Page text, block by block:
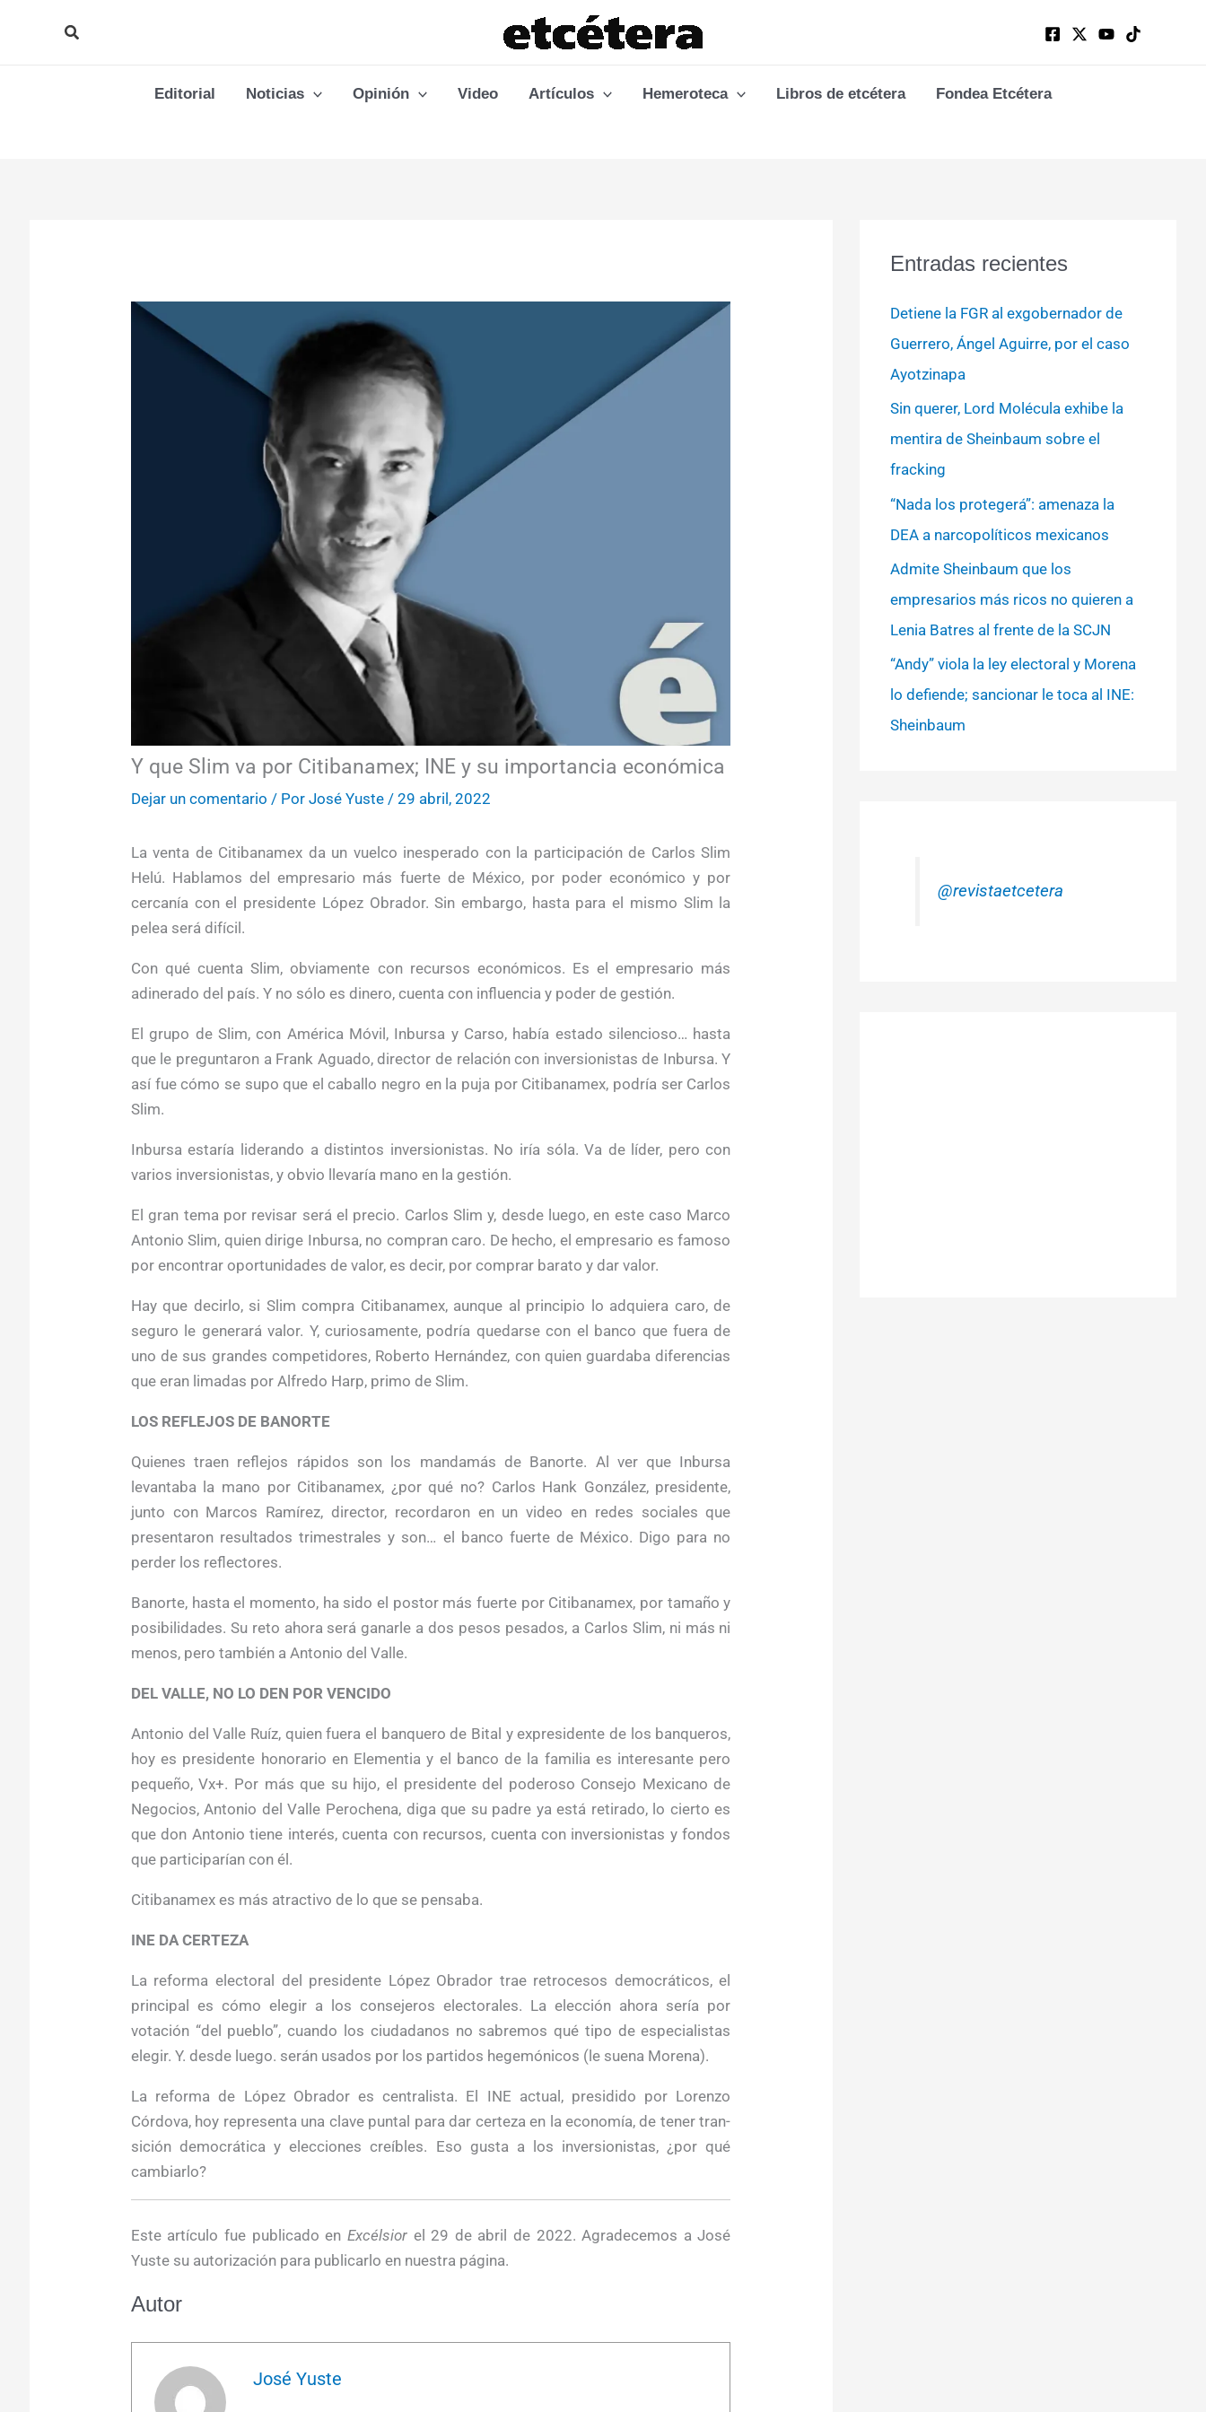
Buscar
Editorial Noticias Opinión Video Artículos Hemeroteca Libros de etcétera Fondea Etcétera
Y que Slim va por Citibanamex; INE y su importancia económica
Dejar un comentario / Por José Yuste / 29 abril, 2022
La venta de Citibanamex da un vuelco inesperado con la participación de Carlos Slim
Helú. Hablamos del empre­sario más fuerte de México, por poder económico y por
cercanía con el presidente López Obrador. Sin embargo, hasta para el mismo Slim la
pelea será difícil.
Con qué cuenta Slim, obviamente con recursos econó­micos. Es el empresario más
adinerado del país. Y no sólo es dinero, cuenta con influencia y poder de gestión.
El grupo de Slim, con América Móvil, Inbursa y Carso, había estado silencioso… hasta
que le preguntaron a Frank Aguado, director de relación con inversionistas de Inbursa. Y
así fue cómo se supo que el caballo negro en la puja por Citibanamex, podría ser Carlos
Slim.
Inbursa estaría liderando a distintos inversionistas. No iría sóla. Va de líder, pero con
varios inversionistas, y obvio llevaría mano en la gestión.
El gran tema por revisar será el precio. Carlos Slim y, desde luego, en este caso Marco
Antonio Slim, quien di­rige Inbursa, no compran caro. De hecho, el empresario es famoso
por encontrar oportunidades de valor, es decir, por comprar barato y dar valor.
Hay que decirlo, si Slim compra Citibanamex, aunque al principio lo adquiera caro, de
seguro le generará valor. Y, curiosamente, podría quedar­se con el banco que fuera de
uno de sus grandes competidores, Roberto Hernández, con quien guardaba diferencias
que eran li­madas por Alfredo Harp, primo de Slim.
LOS REFLEJOS DE BANORTE
Quienes traen reflejos rápidos son los mandamás de Banorte. Al ver que Inbursa
levantaba la mano por Citibanamex, ¿por qué no? Carlos Hank González, presidente,
junto con Marcos Ramírez, director, recordaron en un video en redes sociales que
presentaron resultados trimestrales y son… el banco fuerte de México. Digo para no
perder los reflectores.
Banorte, hasta el momento, ha sido el postor más fuerte por Citibanamex, por tamaño y
posibilidades. Su reto ahora será ganarle a dos pesos pesados, a Carlos Slim, ni más ni
menos, pero también a Antonio del Valle.
DEL VALLE, NO LO DEN POR VENCIDO
Antonio del Valle Ruíz, quien fuera el banquero de Bital y expresidente de los banqueros,
hoy es presidente hono­rario en Elementia y el banco de la familia es interesante pero
pequeño, Vx+. Por más que su hijo, el presidente del poderoso Consejo Mexicano de
Negocios, Antonio del Valle Perochena, diga que su padre ya está retirado, lo cierto es
que don Antonio tiene interés, cuenta con recursos, cuenta con inversionistas y fondos
que participarían con él.
Citibanamex es más atractivo de lo que se pensaba.
INE DA CERTEZA
La reforma electoral del presidente López Obrador trae retrocesos democráticos, el
principal es cómo elegir a los consejeros electorales. La elección ahora sería por
votación “del pueblo”, cuando los ciudadanos no sabremos qué tipo de especialistas
elegir. Y. desde luego. serán usados por los partidos hegemónicos (le suena Morena).
La reforma de López Obrador es centralista. El INE ac­tual, presidido por Lorenzo
Córdova, hoy representa una clave puntal para dar certeza en la economía, de tener tran­
sición democrática y elecciones creíbles. Eso gusta a los inversionistas, ¿por qué
cambiarlo?
Este artículo fue publicado en Excélsior el 29 de abril de 2022. Agradecemos a José
Yuste su autorización para publicarlo en nuestra página.
Autor
José Yuste
Entradas recientes
Detiene la FGR al exgobernador de
Guerrero, Ángel Aguirre, por el caso
Ayotzinapa
Sin querer, Lord Molécula exhibe la
mentira de Sheinbaum sobre el
fracking
“Nada los protegerá”: amenaza la
DEA a narcopolíticos mexicanos
Admite Sheinbaum que los
empresarios más ricos no quieren a
Lenia Batres al frente de la SCJN
“Andy” viola la ley electoral y Morena
lo defiende; sancionar le toca al INE:
Sheinbaum
@revistaetcetera